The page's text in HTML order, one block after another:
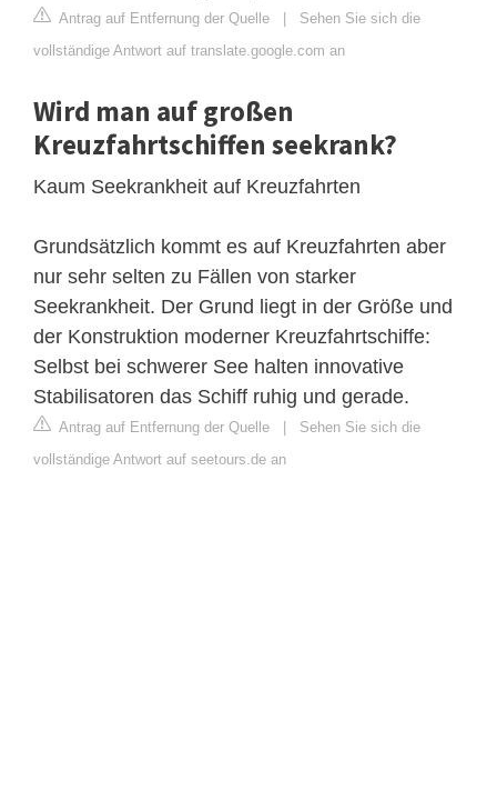
Antrag auf Entfernung der Quelle | Sehen Sie sich die
vollständige Antwort auf translate.google.com an
Wird man auf großen
Kreuzfahrtschiffen seekrank?
Kaum Seekrankheit auf Kreuzfahrten
Grundsätzlich kommt es auf Kreuzfahrten aber
nur sehr selten zu Fällen von starker
Seekrankheit. Der Grund liegt in der Größe und
der Konstruktion moderner Kreuzfahrtschiffe:
Selbst bei schwerer See halten innovative
Stabilisatoren das Schiff ruhig und gerade.
Antrag auf Entfernung der Quelle | Sehen Sie sich die
vollständige Antwort auf seetours.de an